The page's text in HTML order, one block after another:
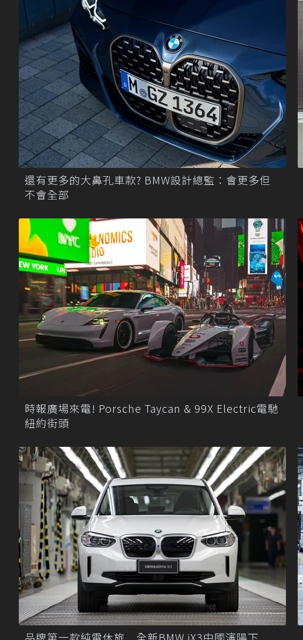
還有更多的大鼻孔車款? BMW設計總監：會更多但
不會全部
時報廣場來電! Porsche Taycan & 99X Electric電馳
紐約街頭
品牌第一款純電休旅 全新BMW iX3中國瀋陽下